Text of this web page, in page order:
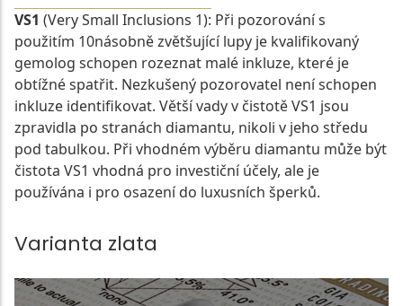
VS1 (Very Small Inclusions 1): Při pozorování s
použitím 10násobně zvětšující lupy je kvalifikovaný
gemolog schopen rozeznat malé inkluze, které je
obtížné spatřit. Nezkušený pozorovatel není schopen
inkluze identifikovat. Větší vady v čistotě VS1 jsou
zpravidla po stranách diamantu, nikoli v jeho středu
pod tabulkou. Při vhodném výběru diamantu může být
čistota VS1 vhodná pro investiční účely, ale je
používána i pro osazení do luxusních šperků.
Varianta zlata